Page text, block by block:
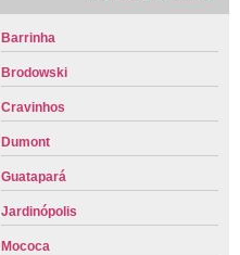
Barrinha
Brodowski
Cravinhos
Dumont
Guatapará
Jardinópolis
Mococa